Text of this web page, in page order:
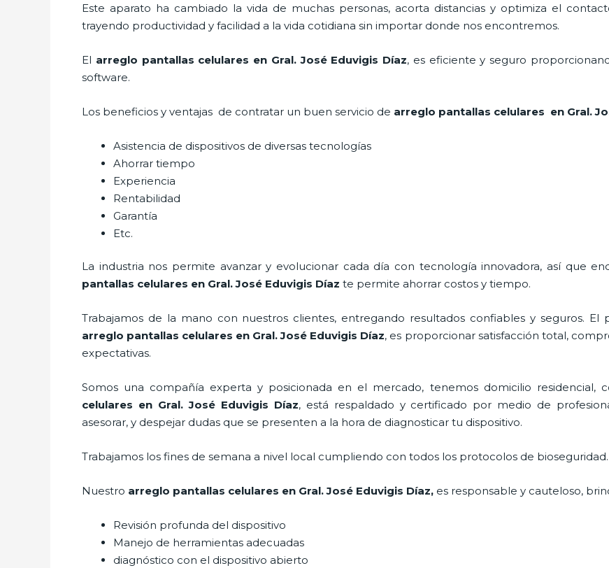
Este aparato ha cambiado la vida de muchas personas, acorta distancias y optimiza el
trayendo productividad y facilidad a la vida cotidiana sin importar donde nos encontremos.
El arreglo pantallas celulares en Gral. José Eduvigis Díaz, es eficiente y seguro
software.
Los beneficios y ventajas de contratar un buen servicio de arreglo pantallas celulares en Gral.
Asistencia de dispositivos de diversas tecnologías
Ahorrar tiempo
Experiencia
Rentabilidad
Garantía
Etc.
La industria nos permite avanzar y evolucionar cada día con tecnología innovadora, así que
pantallas celulares en Gral. José Eduvigis Díaz te permite ahorrar costos y tiempo.
Trabajamos de la mano con nuestros clientes, entregando resultados confiables y seguros.
arreglo pantallas celulares en Gral. José Eduvigis Díaz, es proporcionar satisfacción total,
expectativas.
Somos una compañía experta y posicionada en el mercado, tenemos domicilio residencial,
celulares en Gral. José Eduvigis Díaz, está respaldado y certificado por medio de
asesorar, y despejar dudas que se presenten a la hora de diagnosticar tu dispositivo.
Trabajamos los fines de semana a nivel local cumpliendo con todos los protocolos de bioseguridad.
Nuestro arreglo pantallas celulares en Gral. José Eduvigis Díaz, es responsable y cauteloso,
Revisión profunda del dispositivo
Manejo de herramientas adecuadas
diagnóstico con el dispositivo abierto